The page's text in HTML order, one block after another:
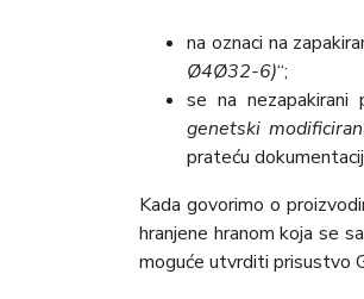
na oznaci na
Ø4Ø32-6)“;
se na nezapakirani
genetski
prateću
Kada govorimo o
hranjene hranom koja se
moguće utvrditi prisustvo